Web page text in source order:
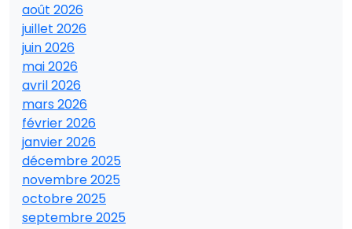
août 2026
juillet 2026
juin 2026
mai 2026
avril 2026
mars 2026
février 2026
janvier 2026
décembre 2025
novembre 2025
octobre 2025
septembre 2025